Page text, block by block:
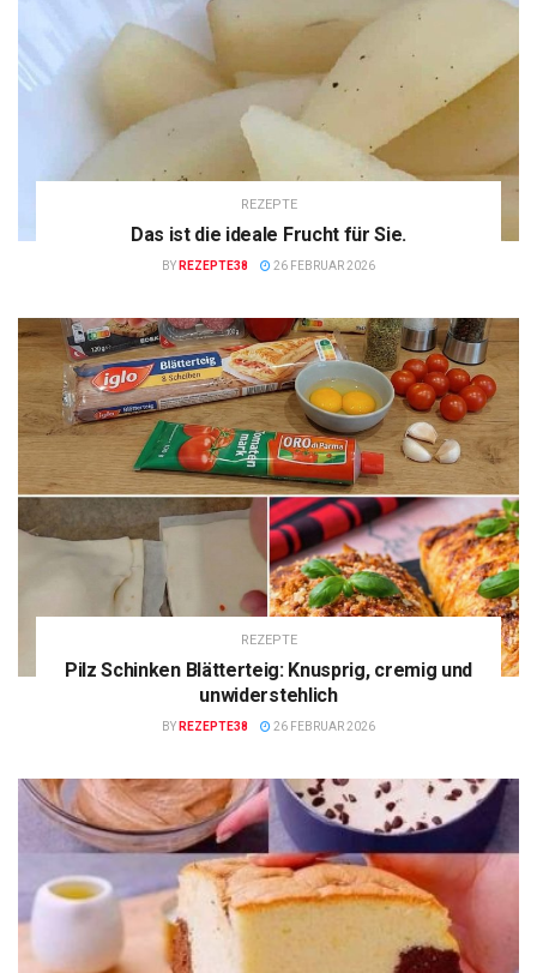
REZEPTE
Das ist die ideale Frucht für Sie.
BY REZEPTE38 26 FEBRUAR 2026
REZEPTE
Pilz Schinken Blätterteig: Knusprig, cremig und
unwiderstehlich
BY REZEPTE38 26 FEBRUAR 2026